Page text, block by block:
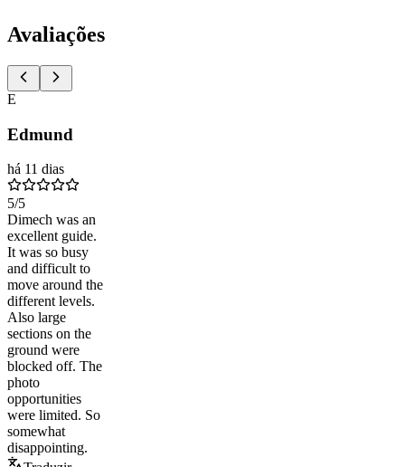
Avaliações
E
Edmund
há 11 dias
5/5
Dimech was an
excellent guide.
It was so busy
and difficult to
move around the
different levels.
Also large
sections on the
ground were
blocked off. The
photo
opportunities
were limited. So
somewhat
disappointing.